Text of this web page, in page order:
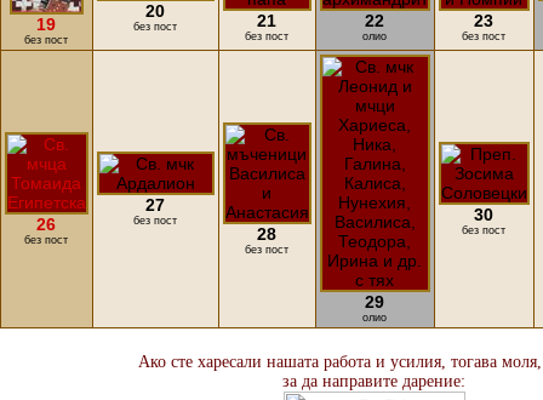
19
без пост
20
без пост 21
без пост
22
олио
23
без пост
26
без пост
27
без пост
28
без пост
29
олио
30
без пост
Ако сте харесали нашата работа и усилия, тогава
за да направите дарение: